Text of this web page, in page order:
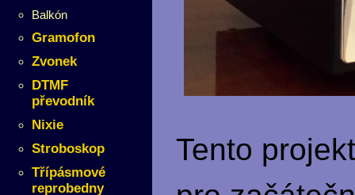
Balkón
Gramofon
Zvonek
DTMF
převodník
Nixie
Stroboskop
Třípásmové
reprobedny
Tento